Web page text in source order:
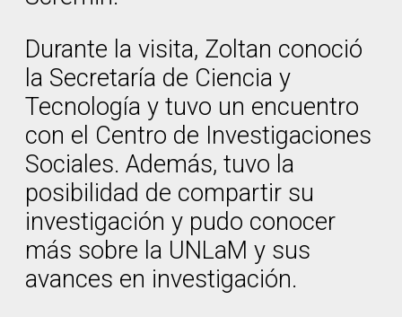
Durante la visita, Zoltan conoció
la Secretaría de Ciencia y
Tecnología y tuvo un encuentro
con el Centro de Investigaciones
Sociales. Además, tuvo la
posibilidad de compartir su
investigación y pudo conocer
más sobre la UNLaM y sus
avances en investigación.